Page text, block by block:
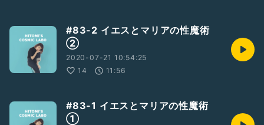
#83-2 イエスとマリアの性魔術
②
2020-07-21 10:54:25
14
11:56
#83-1 イエスとマリアの性魔術
①